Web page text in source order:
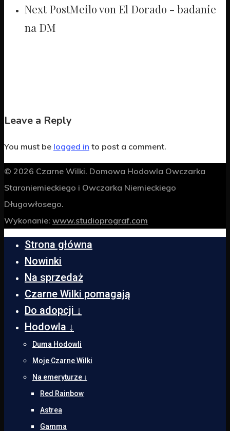
Next PostMeilo von El Dorado - badanie
na DM
Leave a Reply
You must be logged in to post a comment.
© 2026 Czarne Wilki. Domowa Hodowla Owczarka
Staroniemieckiego i Owczarka Niemieckiego
Długowłosego.
Wykonanie: www.studioprograf.com
Strona główna
Nowinki
Na sprzedaż
Czarne Wilki pomagają
Do adopcji ↓
Hodowla ↓
Duma Hodowli
Moje Czarne Wilki
Na emeryturze ↓
Red Rainbow
Astrea
Gamma